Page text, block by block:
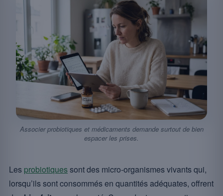
Associer probiotiques et médicaments demande surtout de bien
espacer les prises.
Les probiotiquessont des micro-organismes vivants qui,
lorsqu’ils sont consommés en quantités adéquates, offrent